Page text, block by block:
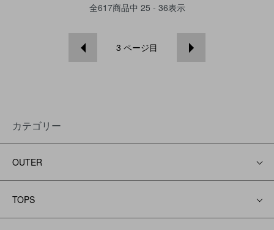
全617商品中 25 - 36表示
3 ページ目
カテゴリー
OUTER
TOPS